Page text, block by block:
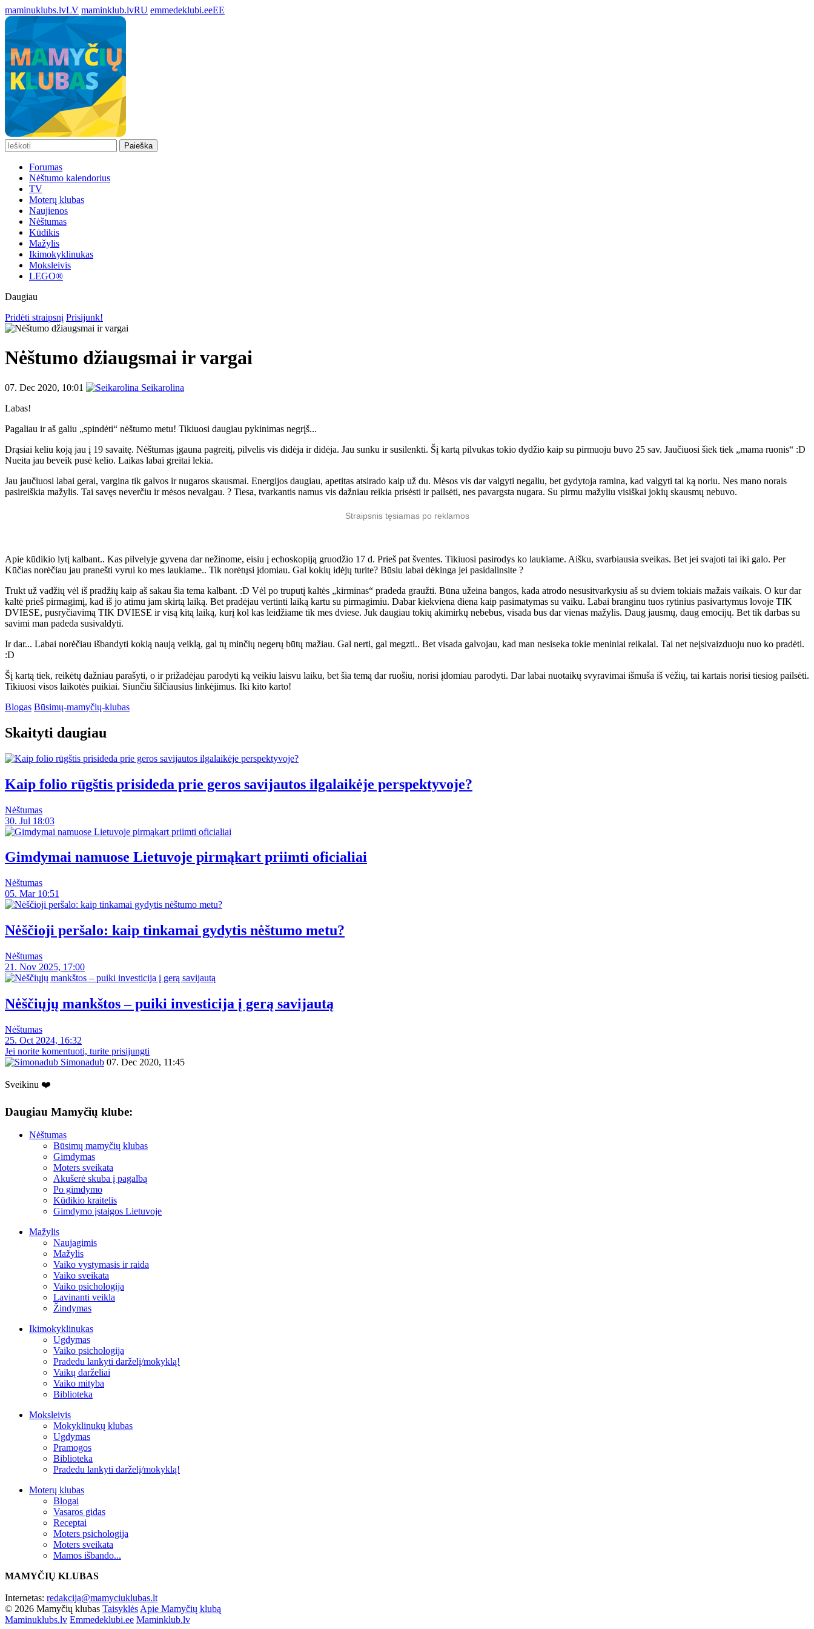
maminuklubs.lvLV maminklub.lvRU emmedeklubi.eeEE
Paieška
Forumas
Nėštumo kalendorius
TV
Moterų klubas
Naujienos
Nėštumas
Kūdikis
Mažylis
Ikimokyklinukas
Moksleivis
LEGO®
Daugiau
Pridėti straipsnį Prisijunk!
Nėštumo džiaugsmai ir vargai
07. Dec 2020, 10:01
Seikarolina
Labas!
Pagaliau ir aš galiu „spindėti“ nėštumo metu! Tikiuosi daugiau pykinimas negrįš...
Drąsiai keliu koją jau į 19 savaitę. Nėštumas įgauna pagreitį, pilvelis vis didėja ir didėja. Jau sunku ir susilenkti. Šį kartą pilvukas tokio dydžio kaip su pirmuoju buvo 25 sav. Jaučiuosi šiek tiek „mama ruonis“ :D
Nueita jau beveik pusė kelio. Laikas labai greitai lekia.
Jau jaučiuosi labai gerai, vargina tik galvos ir nugaros skausmai. Energijos daugiau, apetitas atsirado kaip už du. Mėsos vis dar valgyti negaliu, bet gydytoja ramina, kad valgyti tai ką noriu. Nes mano norais
pasireiškia mažylis. Tai savęs neverčiu ir mėsos nevalgau. ? Tiesa, tvarkantis namus vis dažniau reikia prisėsti ir pailsėti, nes pavargsta nugara. Su pirmu mažyliu visiškai jokių skausmų nebuvo.
Straipsnis tęsiamas po reklamos
Apie kūdikio lytį kalbant.. Kas pilvelyje gyvena dar nežinome, eisiu į echoskopiją gruodžio 17 d. Prieš pat šventes. Tikiuosi pasirodys ko laukiame. Aišku, svarbiausia sveikas. Bet jei svajoti tai iki galo. Per
Kūčias norėčiau jau pranešti vyrui ko mes laukiame.. Tik norėtųsi įdomiau. Gal kokių idėjų turite? Būsiu labai dėkinga jei pasidalinsite ?
Trukt už vadžių vėl iš pradžių kaip aš sakau šia tema kalbant. :D Vėl po truputį kaltės „kirminas“ pradeda graužti. Būna užeina bangos, kada atrodo nesusitvarkysiu aš su dviem tokiais mažais vaikais. O kur dar
kaltė prieš pirmagimį, kad iš jo atimu jam skirtą laiką. Bet pradėjau vertinti laiką kartu su pirmagimiu. Dabar kiekviena diena kaip pasimatymas su vaiku. Labai branginu tuos rytinius pasivartymus lovoje TIK
DVIESE, pusryčiavimą TIK DVIESE ir visą kitą laiką, kurį kol kas leidžiame tik mes dviese. Juk daugiau tokių akimirkų nebebus, visada bus dar vienas mažylis. Daug jausmų, daug emocijų. Bet tik darbas su
savimi man padeda susivaldyti.
Ir dar... Labai norėčiau išbandyti kokią naują veiklą, gal tų minčių negerų būtų mažiau. Gal nerti, gal megzti.. Bet visada galvojau, kad man nesiseka tokie meniniai reikalai. Tai net neįsivaizduoju nuo ko pradėti.
:D
Šį kartą tiek, reikėtų dažniau parašyti, o ir prižadėjau parodyti ką veikiu laisvu laiku, bet šia temą dar ruošiu, norisi įdomiau parodyti. Dar labai nuotaikų svyravimai išmuša iš vėžių, tai kartais norisi tiesiog pailsėti.
Tikiuosi visos laikotės puikiai. Siunčiu šilčiausius linkėjimus. Iki kito karto!
Blogas Būsimų-mamyčių-klubas
Skaityti daugiau
Kaip folio rūgštis prisideda prie geros savijautos ilgalaikėje perspektyvoje?
Nėštumas
30. Jul 18:03
Gimdymai namuose Lietuvoje pirmąkart priimti oficialiai
Nėštumas
05. Mar 10:51
Nėščioji peršalo: kaip tinkamai gydytis nėštumo metu?
Nėštumas
21. Nov 2025, 17:00
Nėščiųjų mankštos – puiki investicija į gerą savijautą
Nėštumas
25. Oct 2024, 16:32
Jei norite komentuoti, turite prisijungti
Simonadub 07. Dec 2020, 11:45
Sveikinu ❤️
Daugiau Mamyčių klube:
Nėštumas
Būsimų mamyčių klubas
Gimdymas
Moters sveikata
Akušerė skuba į pagalbą
Po gimdymo
Kūdikio kraitelis
Gimdymo įstaigos Lietuvoje
Mažylis
Naujagimis
Mažylis
Vaiko vystymasis ir raida
Vaiko sveikata
Vaiko psichologija
Lavinanti veikla
Žindymas
Ikimokyklinukas
Ugdymas
Vaiko psichologija
Pradedu lankyti darželį/mokyklą!
Vaikų darželiai
Vaiko mityba
Biblioteka
Moksleivis
Mokyklinukų klubas
Ugdymas
Pramogos
Biblioteka
Pradedu lankyti darželį/mokyklą!
Moterų klubas
Blogai
Vasaros gidas
Receptai
Moters psichologija
Moters sveikata
Mamos išbando...
MAMYČIŲ KLUBAS
Internetas: redakcija@mamyciuklubas.lt
© 2026 Mamyčių klubas Taisyklės Apie Mamyčių klubą
Maminuklubs.lv Emmedeklubi.ee Maminklub.lv